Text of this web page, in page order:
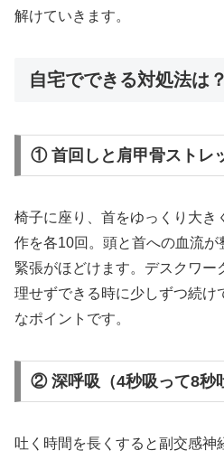
解けていきます。
自宅でできる対処法は？
① 首回しと肩甲骨ストレ
椅子に座り、首をゆっくり大き
作を各10回。頭と首への血流が
緊張がほどけます。デスクワー
理せずできる時に少しずつ続け
なポイントです。
② 深呼吸（4秒吸って8秒
吐く時間を長くすると副交感神